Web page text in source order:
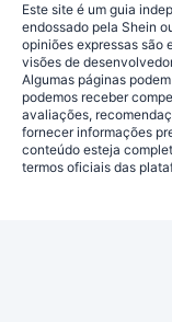
Este site é um guia
endossado pela Shein
opiniões expressas são
visões de
Algumas páginas
podemos receber
avaliações,
fornecer informações
conteúdo esteja
termos oficiais das